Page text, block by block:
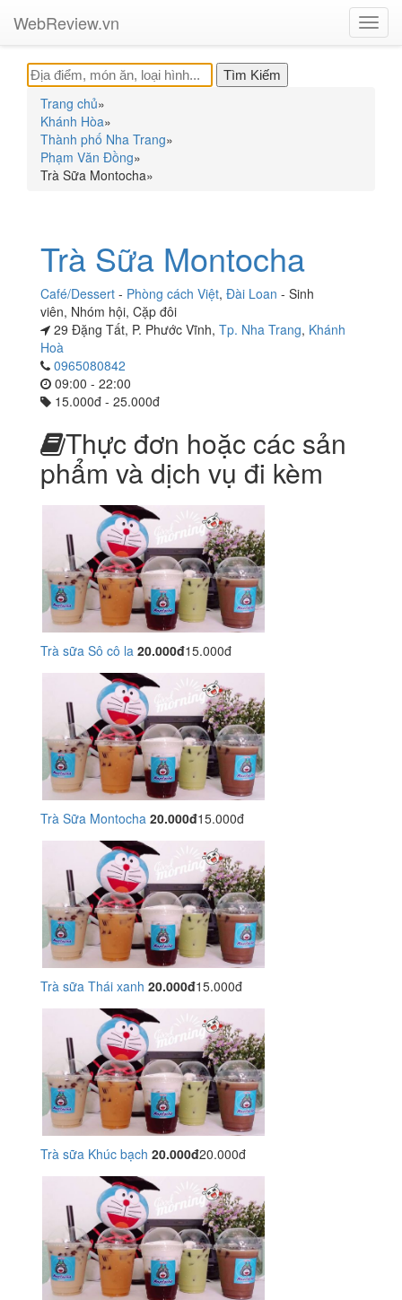
WebReview.vn
Trang chủ»
Khánh Hòa»
Thành phố Nha Trang»
Phạm Văn Đồng»
Trà Sữa Montocha»
Trà Sữa Montocha
Café/Dessert - Phòng cách Việt, Đài Loan - Sinh
viên, Nhóm hội, Cặp đôi
29 Đặng Tất, P. Phước Vĩnh, Tp. Nha Trang, Khánh
Hoà
0965080842
09:00 - 22:00
15.000đ - 25.000đ
Thực đơn hoặc các sản
phẩm và dịch vụ đi kèm
Trà sữa Sô cô la 20.000đ15.000đ
Trà Sữa Montocha 20.000đ15.000đ
Trà sữa Thái xanh 20.000đ15.000đ
Trà sữa Khúc bạch 20.000đ20.000đ